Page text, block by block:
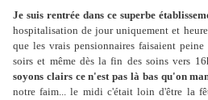
Je suis rentrée dans ce superbe
hospitalisation de jour uniquement et
que les vrais pensionnaires faisaient
soirs et même dès la fin des soins vers
soyons clairs ce n'est pas là bas qu'on
notre faim... le midi c'était loin d'être la